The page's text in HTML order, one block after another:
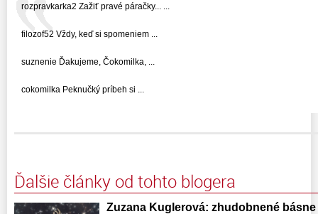
rozpravkarka2 Zažiť pravé páračky... ...
filozof52 Vždy, keď si spomeniem ...
suznenie Ďakujeme, Čokomilka, ...
cokomilka Peknučký príbeh si ...
Ďalšie články od tohto blogera
Zuzana Kuglerová: zhudobnené básne